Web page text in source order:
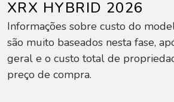
XRX HYBRID 2026
Informações sobre custo do
são muito baseados nesta fase,
geral e o custo total de
preço de compra.